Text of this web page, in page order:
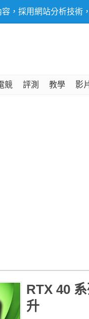
，採用網站分析技術
競 評測 教學 影
RTX 40
升